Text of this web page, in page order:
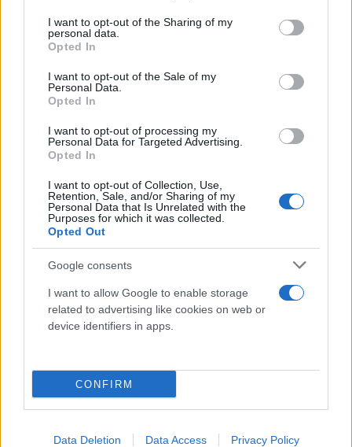
not limited to your visit or usage behaviour. You may click to
grant or deny consent to Google and its third-party tags to
use your data for below specified purposes in below Google
consent section.
I want to opt-out of the Sharing of my
personal data.
Opted In
I want to opt-out of the Sale of my
Personal Data.
Opted In
I want to opt-out of processing my
Personal Data for Targeted Advertising.
Opted In
I want to opt-out of Collection, Use,
Retention, Sale, and/or Sharing of my
Personal Data that Is Unrelated with the
Purposes for which it was collected.
Opted Out
Google consents
I want to allow Google to enable storage
related to advertising like cookies on web or
device identifiers in apps.
CONFIRM
Data Deletion Data Access Privacy Policy